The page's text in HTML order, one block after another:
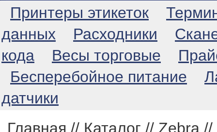
Принтеры этикеток
данных
Расходники
кода
Весы торговые
Бесперебойное питание
датчики
Главная // Каталог // Zebra //